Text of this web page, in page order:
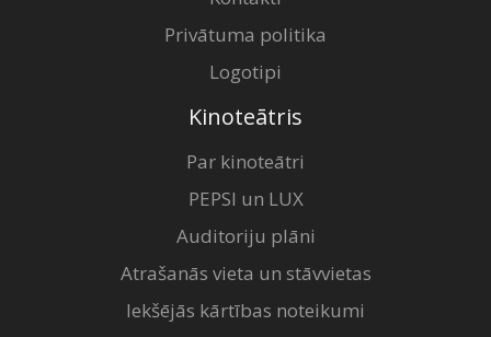
Privātuma politika
Logotipi
Kinoteātris
Par kinoteātri
PEPSI un LUX
Auditoriju plāni
Atrašanās vieta un stāvvietas
Iekšējās kārtības noteikumi